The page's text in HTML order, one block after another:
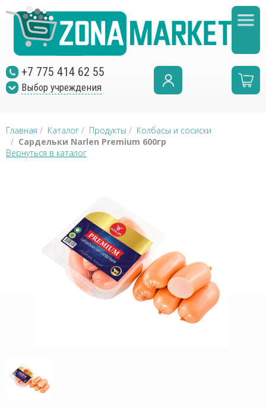
+7 775 414 62 55
Выбор учреждения
Главная / Каталог / Продукты / Колбасы и сосиски
/ Сардельки Narlen Premium 600гр
Вернуться в каталог